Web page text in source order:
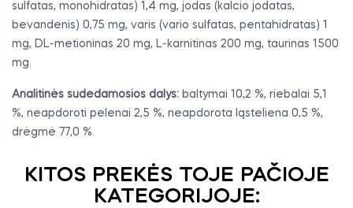
sulfatas, monohidratas) 1,4 mg, jodas (kalcio jodatas,
bevandenis) 0,75 mg, varis (vario sulfatas, pentahidratas) 1
mg, DL-metioninas 20 mg, L-karnitinas 200 mg, taurinas 1500
mg.
Analitinės sudedamosios dalys: baltymai 10,2 %, riebalai 5,1
%, neapdoroti pelenai 2,5 %, neapdorota ląsteliena 0,5 %,
drėgmė 77,0 %.
KITOS PREKĖS TOJE PAČIOJE
KATEGORIJOJE: